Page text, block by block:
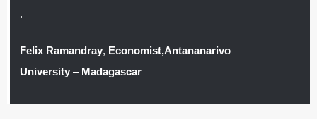
.
Felix Ramandray, Economist,Antananarivo
University– Madagascar